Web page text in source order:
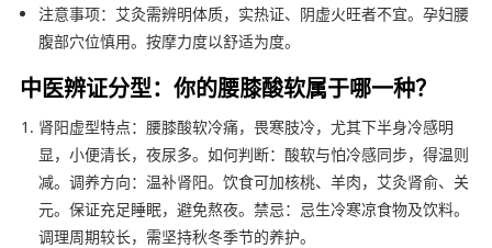
注意事项：艾灸需辨明体质，实热证、阴虚火旺者不宜。孕妇腰
腹部穴位慎用。按摩力度以舒适为度。
中医辨证分型：你的腰膝酸软属于哪一种？
肾阳虚型特点：腰膝酸软冷痛，畏寒肢冷，尤其下半身冷感明
显，小便清长，夜尿多。如何判断：酸软与怕冷感同步，得温则
减。调养方向：温补肾阳。饮食可加核桃、羊肉，艾灸肾俞、关
元。保证充足睡眠，避免熬夜。禁忌：忌生冷寒凉食物及饮料。
调理周期较长，需坚持秋冬季节的养护。